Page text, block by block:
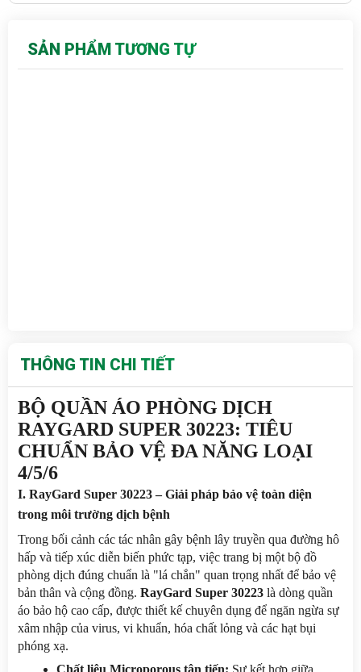
SẢN PHẨM TƯƠNG TỰ
THÔNG TIN CHI TIẾT
BỘ QUẦN ÁO PHÒNG DỊCH
RAYGARD SUPER 30223: TIÊU
CHUẨN BẢO VỆ ĐA NĂNG LOẠI
4/5/6
I. RayGard Super 30223 – Giải pháp bảo vệ toàn diện
trong môi trường dịch bệnh
Trong bối cảnh các tác nhân gây bệnh lây truyền qua đường hô
hấp và tiếp xúc diễn biến phức tạp, việc trang bị một bộ đồ
phòng dịch đúng chuẩn là "lá chắn" quan trọng nhất để bảo vệ
bản thân và cộng đồng. RayGard Super 30223 là dòng quần
áo bảo hộ cao cấp, được thiết kế chuyên dụng để ngăn ngừa sự
xâm nhập của virus, vi khuẩn, hóa chất lỏng và các hạt bụi
phóng xạ.
Chất liệu Microporous tân tiến: Sự kết hợp giữa